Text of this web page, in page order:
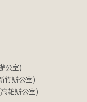
公室)
竹辦公室)
雄辦公室)